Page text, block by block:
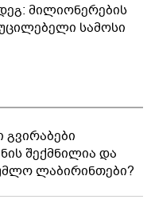
მილიონერების
სამოსი
გვირაბები
შექმნილია და
ლაბირინთები?